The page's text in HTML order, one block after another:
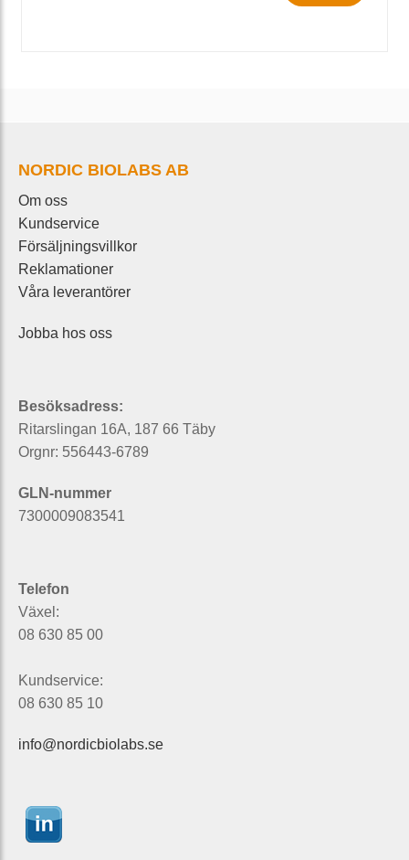
NORDIC BIOLABS AB
Om oss
Kundservice
Försäljningsvillkor
Reklamationer
Våra leverantörer
Jobba hos oss
Besöksadress:
Ritarslingan 16A, 187 66 Täby
Orgnr: 556443-6789
GLN-nummer
7300009083541
Telefon
Växel:
08 630 85 00
Kundservice:
08 630 85 10
info@nordicbiolabs.se